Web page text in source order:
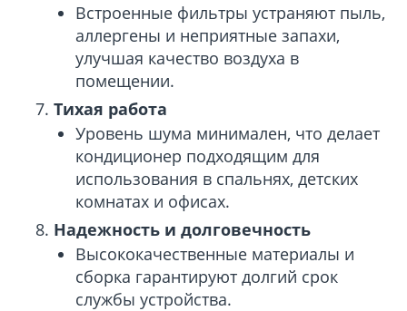
Встроенные фильтры устраняют пыль,
аллергены и неприятные запахи,
улучшая качество воздуха в
помещении.
Тихая работа
Уровень шума минимален, что делает
кондиционер подходящим для
использования в спальнях, детских
комнатах и офисах.
Надежность и долговечность
Высококачественные материалы и
сборка гарантируют долгий срок
службы устройства.